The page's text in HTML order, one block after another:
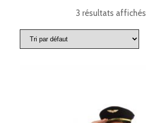
3 résultats affichés